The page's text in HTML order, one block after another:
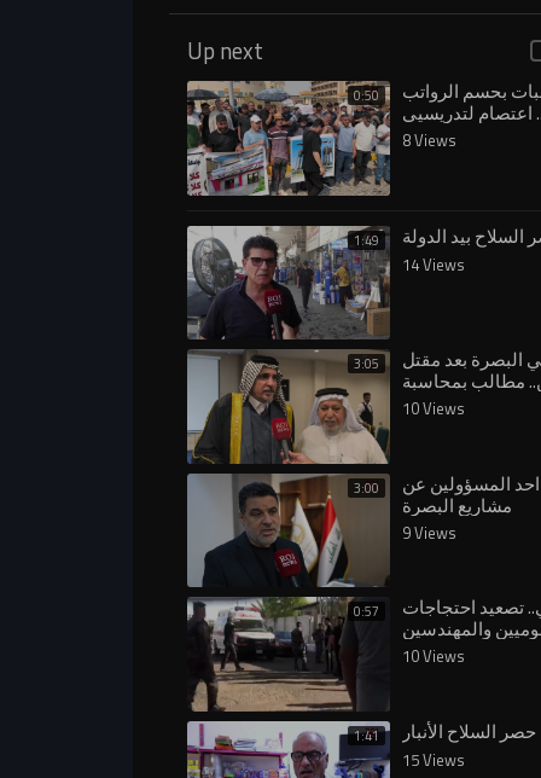
Up next
0:50 بحسم الرواتب
اعتصام لتدريسيي
جامعة البصرة
8 Views
1:49 السلاح بيد الدولة
14 Views
3:05 بعد مقتل
مطالب بمحاسبة
ووقف التجاوزات
الكويتية
10 Views
3:00 المسؤولين عن
مشاريع البصرة
9 Views
0:57 تصعيد احتجاجات
والمهندسين
شركة نفط البصرة
10 Views
1:41 السلاح الأنبار
15 Views